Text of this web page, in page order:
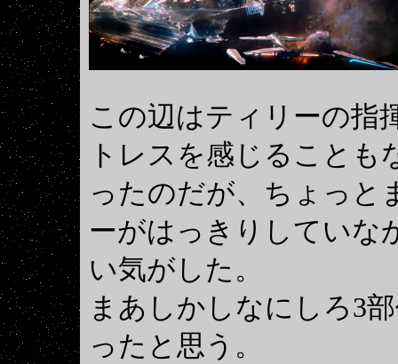
この辺はティリーの指
トレスを感じること
ったのだが、ちょっと
ーがはっきりしていな
い気がした。
まあしかしなにしろ3
ったと思う。